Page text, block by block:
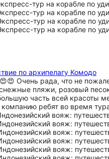
по архипелагу Комодо
Очень рада, что не
пляжи, розовый
часть всей красоты
ребят во время